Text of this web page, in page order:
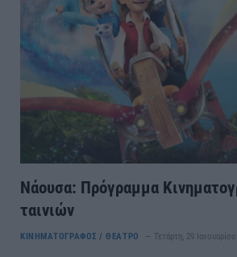
Νάουσα: Πρόγραμμα
ταινιών
ΚΙΝΗΜΑΤΟΓΡΑΦΟΣ / ΘΕΑΤΡΟ Τετάρτη, 29